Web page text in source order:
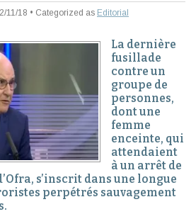
11/18 • Categorized as Editorial
La dernière
fusillade
contre un
groupe de
personnes,
dont une
femme
enceinte, qui
attendaient
à un arrêt de
s’inscrit dans une longue
perpétrés sauvagement